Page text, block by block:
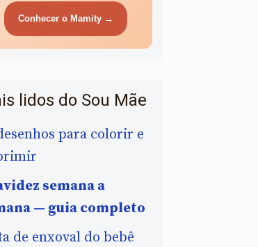
Conhecer o Mamity →
lidos do Sou Mãe
para colorir e
semana a
— guia completo
de enxoval do bebê